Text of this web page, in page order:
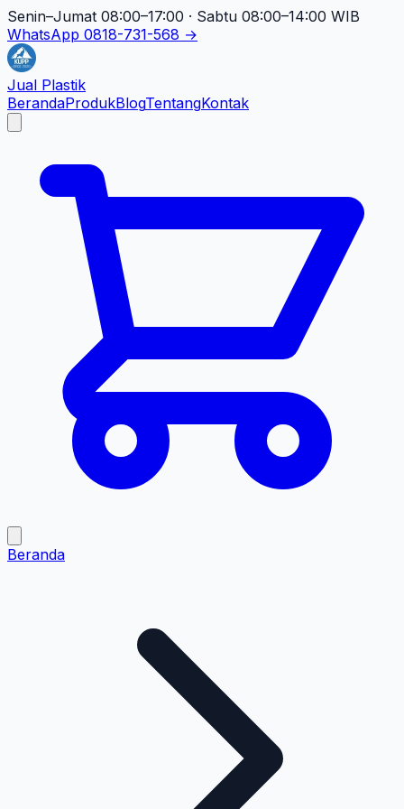
Senin–Jumat 08:00–17:00 · Sabtu 08:00–14:00 WIB
WhatsApp 0818-731-568 →
Jual Plastik
BerandaProdukBlogTentangKontak
Beranda